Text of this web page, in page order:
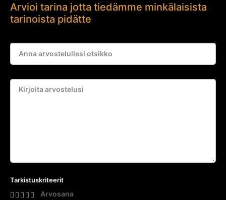
Arvioi tarina jotta tiedämme minkälaisista
tarinoista pidätte
Tarkistuskriteerit
Arvosana